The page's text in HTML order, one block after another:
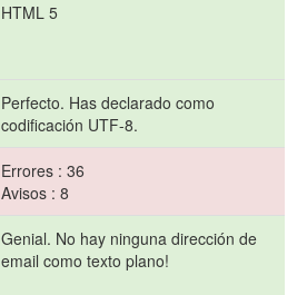
HTML 5
Perfecto. Has declarado como
codificación UTF-8.
Errores : 36
Avisos : 8
Genial. No hay ninguna dirección de
email como texto plano!